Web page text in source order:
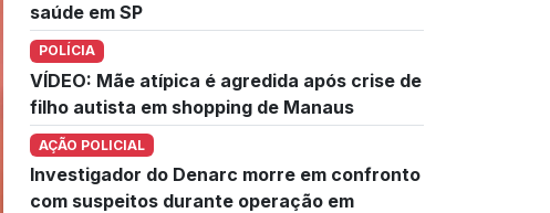
saúde em SP
POLÍCIA
VÍDEO: Mãe atípica é agredida após crise de
filho autista em shopping de Manaus
AÇÃO POLICIAL
Investigador do Denarc morre em confronto
com suspeitos durante operação em